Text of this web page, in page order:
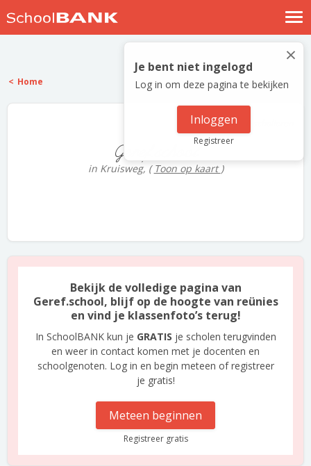
Nostalgische verhalen
Log in
Meld je gratis aan
×
Je bent niet ingelogd
Log in om deze pagina te bekijken
Inloggen
Registreer
Home
Geref.school
in Kruisweg, ( Toon op kaart )
Bekijk de volledige pagina van
Geref.school, blijf op de hoogte van reünies
en vind je klassenfoto’s terug!
In SchoolBANK kun je GRATIS je scholen terugvinden
en weer in contact komen met je docenten en
schoolgenoten. Log in en begin meteen of registreer
je gratis!
Meteen beginnen
Registreer gratis